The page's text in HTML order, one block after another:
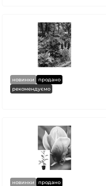
новинки
продано
рекомендуємо
новинки продано